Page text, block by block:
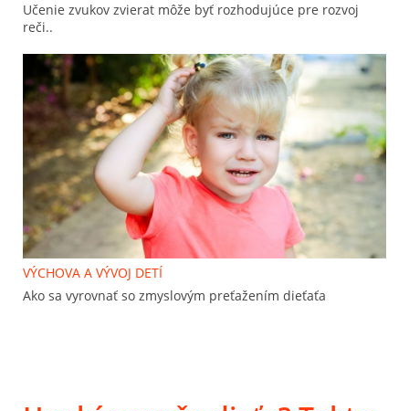
Učenie zvukov zvierat môže byť rozhodujúce pre rozvoj
reči..
VÝCHOVA A VÝVOJ DETÍ
Ako sa vyrovnať so zmyslovým preťažením dieťaťa